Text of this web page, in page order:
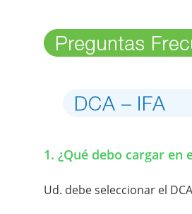
1. ¿Qué debo cargar en
Ud. debe seleccionar el